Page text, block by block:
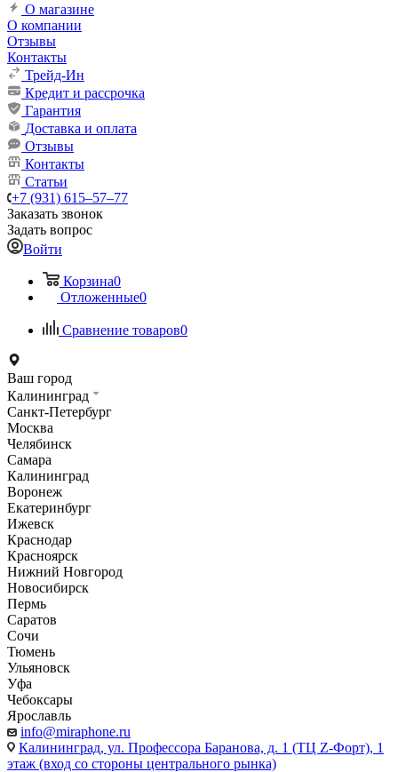
О магазине
О компании
Отзывы
Контакты
Трейд-Ин
Кредит и рассрочка
Гарантия
Доставка и оплата
Отзывы
Контакты
Статьи
+7 (931) 615‒57‒77
Заказать звонок
Задать вопрос
Войти
Корзина0
Отложенные0
Сравнение товаров0
Ваш город
Калининград
Санкт-Петербург
Москва
Челябинск
Самара
Калининград
Воронеж
Екатеринбург
Ижевск
Краснодар
Красноярск
Нижний Новгород
Новосибирск
Пермь
Саратов
Сочи
Тюмень
Ульяновск
Уфа
Чебоксары
Ярославль
info@miraphone.ru
Калининград, ул. Профессора Баранова, д. 1 (ТЦ Z-Форт), 1
этаж (вход со стороны центрального рынка)